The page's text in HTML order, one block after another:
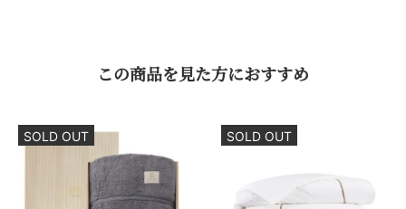
トにぴったりの一枚
ーンを取り入れたい方に
デザイン性と実用性を両立したい方に：
肌触りと見た目の両
方を大切にしたい方へ
この​商品を​見た方に​おすすめ
SOLD OUT SOLD OUT